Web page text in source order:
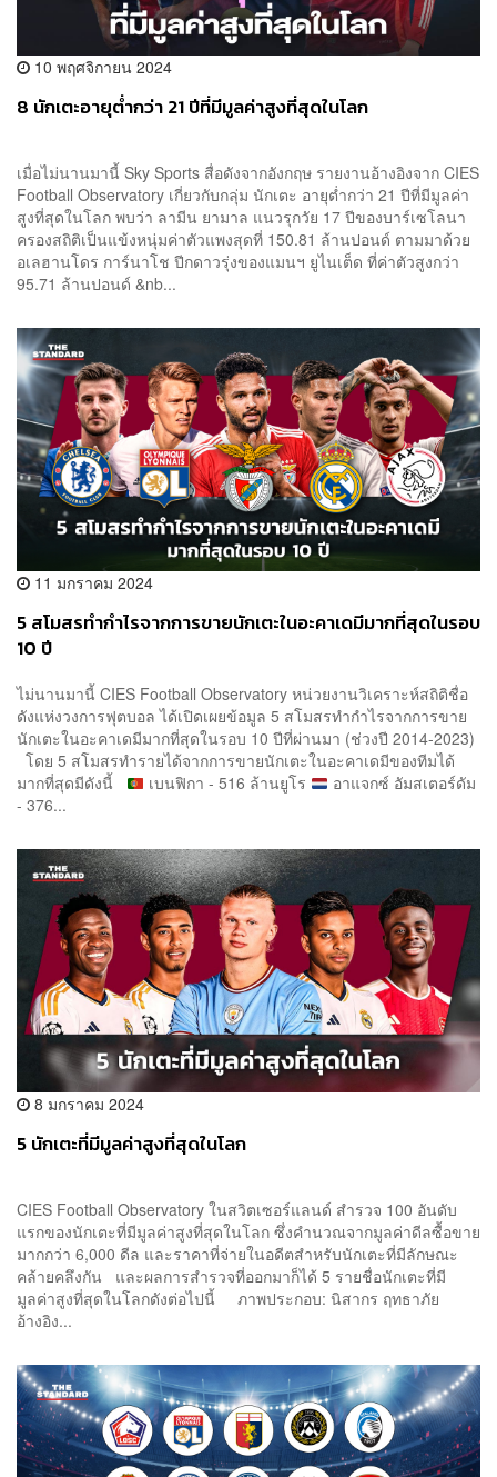
10 พฤศจิกายน 2024
8 นักเตะอายุต่ำกว่า 21 ปีที่มีมูลค่าสูงที่สุดในโลก
เมื่อไม่นานมานี้ Sky Sports สื่อดังจากอังกฤษ รายงานอ้างอิงจาก CIES
Football Observatory เกี่ยวกับกลุ่ม นักเตะ อายุต่ำกว่า 21 ปีที่มีมูลค่า
สูงที่สุดในโลก พบว่า ลามีน ยามาล แนวรุกวัย 17 ปีของบาร์เซโลนา
ครองสถิติเป็นแข้งหนุ่มค่าตัวแพงสุดที่ 150.81 ล้านปอนด์ ตามมาด้วย
อเลฮานโดร การ์นาโช ปีกดาวรุ่งของแมนฯ ยูไนเต็ด ที่ค่าตัวสูงกว่า
95.71 ล้านปอนด์ &nb...
11 มกราคม 2024
5 สโมสรทำกำไรจากการขายนักเตะในอะคาเดมีมากที่สุดในรอบ
10 ปี
ไม่นานมานี้ CIES Football Observatory หน่วยงานวิเคราะห์สถิติชื่อ
ดังแห่งวงการฟุตบอล ได้เปิดเผยข้อมูล 5 สโมสรทำกำไรจากการขาย
นักเตะในอะคาเดมีมากที่สุดในรอบ 10 ปีที่ผ่านมา (ช่วงปี 2014-2023)
โดย 5 สโมสรทำรายได้จากการขายนักเตะในอะคาเดมีของทีมได้
มากที่สุดมีดังนี้
เบนฟิกา - 516 ล้านยูโร
อาแจกซ์ อัมสเตอร์ดัม
- 376...
8 มกราคม 2024
5 นักเตะที่มีมูลค่าสูงที่สุดในโลก
CIES Football Observatory ในสวิตเซอร์แลนด์ สำรวจ 100 อันดับ
แรกของนักเตะที่มีมูลค่าสูงที่สุดในโลก ซึ่งคำนวณจากมูลค่าดีลซื้อขาย
มากกว่า 6,000 ดีล และราคาที่จ่ายในอดีตสำหรับนักเตะที่มีลักษณะ
คล้ายคลึงกัน และผลการสำรวจที่ออกมาก็ได้ 5 รายชื่อนักเตะที่มี
มูลค่าสูงที่สุดในโลกดังต่อไปนี้ ภาพประกอบ: นิสากร ฤทธาภัย
อ้างอิง...